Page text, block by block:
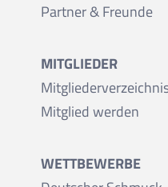
Partner & Freunde
MITGLIEDER
Mitglied werden
WETTBEWERBE